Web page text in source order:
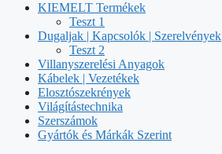
KIEMELT Termékek
Teszt 1
Dugaljak | Kapcsolók | Szerelvények
Teszt 2
Villanyszerelési Anyagok
Kábelek | Vezetékek
Elosztószekrények
Világítástechnika
Szerszámok
Gyártók és Márkák Szerint